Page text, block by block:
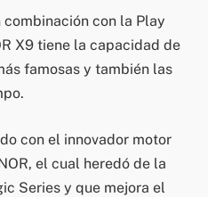
con la Play
X9 tiene la capacidad de
famosas y también las
con el innovador motor
el cual heredó de la
Series y que mejora el